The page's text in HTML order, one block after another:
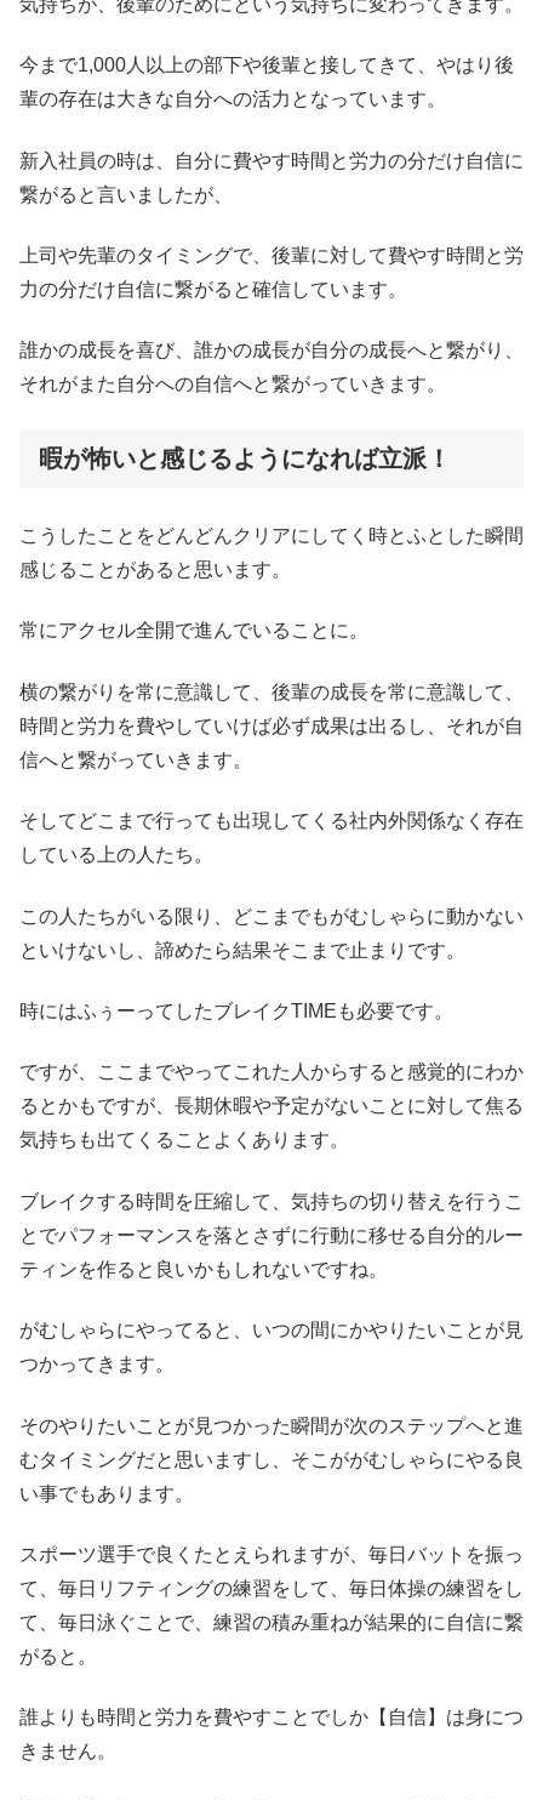
気持ちが、後輩のためにという気持ちに変わってきます。
今まで1,000人以上の部下や後輩と接してきて、やはり後
輩の存在は大きな自分への活力となっています。
新入社員の時は、自分に費やす時間と労力の分だけ自信に
繋がると言いましたが、
上司や先輩のタイミングで、後輩に対して費やす時間と労
力の分だけ自信に繋がると確信しています。
誰かの成長を喜び、誰かの成長が自分の成長へと繋がり、
それがまた自分への自信へと繋がっていきます。
暇が怖いと感じるようになれば立派！
こうしたことをどんどんクリアにしてく時とふとした瞬間
感じることがあると思います。
常にアクセル全開で進んでいることに。
横の繋がりを常に意識して、後輩の成長を常に意識して、
時間と労力を費やしていけば必ず成果は出るし、それが自
信へと繋がっていきます。
そしてどこまで行っても出現してくる社内外関係なく存在
している上の人たち。
この人たちがいる限り、どこまでもがむしゃらに動かない
といけないし、諦めたら結果そこまで止まりです。
時にはふぅーってしたブレイクTIMEも必要です。
ですが、ここまでやってこれた人からすると感覚的にわか
るとかもですが、長期休暇や予定がないことに対して焦る
気持ちも出てくることよくあります。
ブレイクする時間を圧縮して、気持ちの切り替えを行うこ
とでパフォーマンスを落とさずに行動に移せる自分的ルー
ティンを作ると良いかもしれないですね。
がむしゃらにやってると、いつの間にかやりたいことが見
つかってきます。
そのやりたいことが見つかった瞬間が次のステップへと進
むタイミングだと思いますし、そこががむしゃらにやる良
い事でもあります。
スポーツ選手で良くたとえられますが、毎日バットを振っ
て、毎日リフティングの練習をして、毎日体操の練習をし
て、毎日泳ぐことで、練習の積み重ねが結果的に自信に繋
がると。
誰よりも時間と労力を費やすことでしか【自信】は身につ
きません。